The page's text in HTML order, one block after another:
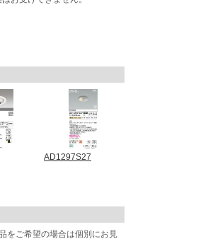
AD1297S27
をご希望の場合は個別にお見